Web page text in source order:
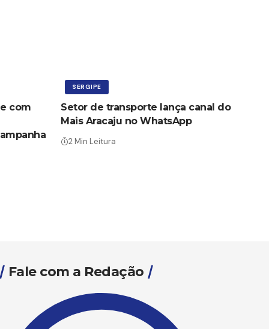
com
SERGIPE
Setor de transporte lança canal do
Mais Aracaju no WhatsApp
2 Min Leitura
Fale com a Redação